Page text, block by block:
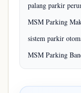
palang parkir
MSM Parking
sistem parkir
MSM Parking